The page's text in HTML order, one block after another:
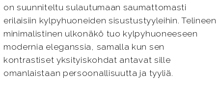
on suunniteltu sulautumaan saumattomasti
erilaisiin kylpyhuoneiden sisustustyyleihin. Telineen
minimalistinen ulkonäkö tuo kylpyhuoneeseen
modernia eleganssia, samalla kun sen
kontrastiset yksityiskohdat antavat sille
omanlaistaan persoonallisuutta ja tyyliä.